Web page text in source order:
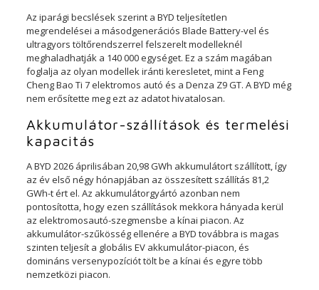
Az iparági becslések szerint a BYD teljesítetlen
megrendelései a másodgenerációs Blade Battery-vel és
ultragyors töltőrendszerrel felszerelt modelleknél
meghaladhatják a 140 000 egységet. Ez a szám magában
foglalja az olyan modellek iránti keresletet, mint a Feng
Cheng Bao Ti 7 elektromos autó és a Denza Z9 GT. A BYD még
nem erősítette meg ezt az adatot hivatalosan.
Akkumulátor-szállítások és termelési
kapacitás
A BYD 2026 áprilisában 20,98 GWh akkumulátort szállított, így
az év első négy hónapjában az összesített szállítás 81,2
GWh-t ért el. Az akkumulátorgyártó azonban nem
pontosította, hogy ezen szállítások mekkora hányada kerül
az elektromosautó-szegmensbe a kínai piacon. Az
akkumulátor-szűkösség ellenére a BYD továbbra is magas
szinten teljesít a globális EV akkumulátor-piacon, és
domináns versenypozíciót tölt be a kínai és egyre több
nemzetközi piacon.